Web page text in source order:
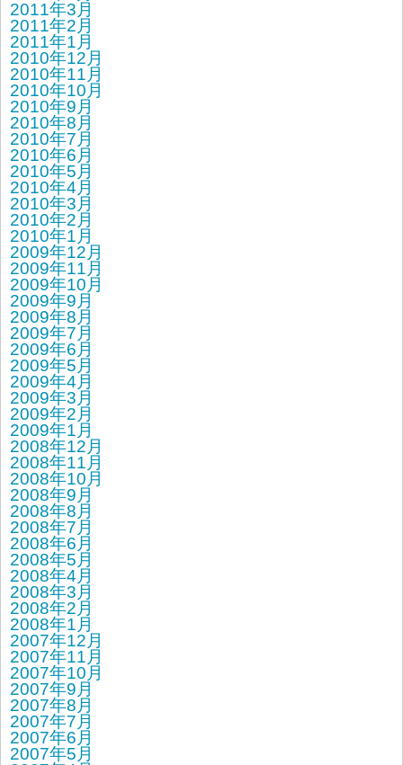
2011年3月
2011年2月
2011年1月
2010年12月
2010年11月
2010年10月
2010年9月
2010年8月
2010年7月
2010年6月
2010年5月
2010年4月
2010年3月
2010年2月
2010年1月
2009年12月
2009年11月
2009年10月
2009年9月
2009年8月
2009年7月
2009年6月
2009年5月
2009年4月
2009年3月
2009年2月
2009年1月
2008年12月
2008年11月
2008年10月
2008年9月
2008年8月
2008年7月
2008年6月
2008年5月
2008年4月
2008年3月
2008年2月
2008年1月
2007年12月
2007年11月
2007年10月
2007年9月
2007年8月
2007年7月
2007年6月
2007年5月